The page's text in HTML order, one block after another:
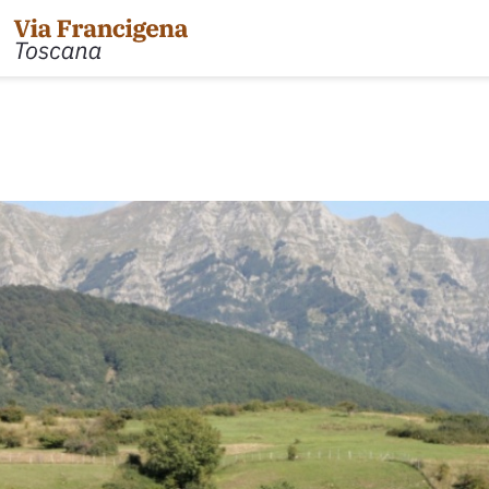
Passo della Cisa a Pontremoli
Pontremoli ad Aulla
a Sarzana
a Massa via Avenza
a Camaiore
a Lucca
ad Altopascio
d'Acqua
Altopascio a San Miniato
Tappa 31: da
Tappa 32: Variante di
Tappa 32: da San
Tappa 33: da
Tappa 34: da Siena a
Tappa 35: da Ponte
Tappa 36: variante
Tappa 36: da San
Tappa 37: da